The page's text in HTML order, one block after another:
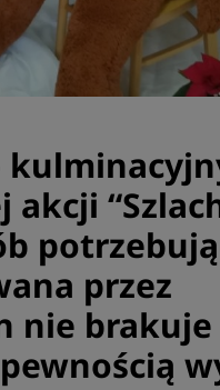
przez
nie